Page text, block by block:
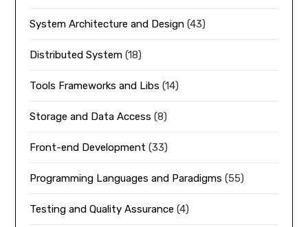
System Architecture and Design (43)
Distributed System (18)
Tools Frameworks and Libs (14)
Storage and Data Access (8)
Front-end Development (33)
Programming Languages and Paradigms (55)
Testing and Quality Assurance (4)